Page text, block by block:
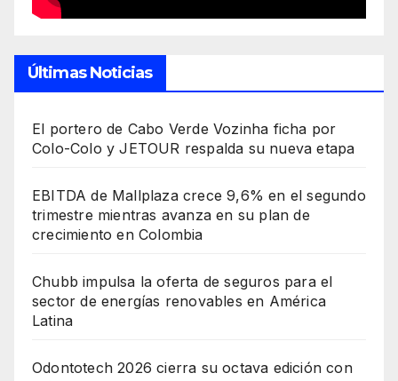
Últimas Noticias
El portero de Cabo Verde Vozinha ficha por
Colo-Colo y JETOUR respalda su nueva etapa
EBITDA de Mallplaza crece 9,6% en el segundo
trimestre mientras avanza en su plan de
crecimiento en Colombia
Chubb impulsa la oferta de seguros para el
sector de energías renovables en América
Latina
Odontotech 2026 cierra su octava edición con